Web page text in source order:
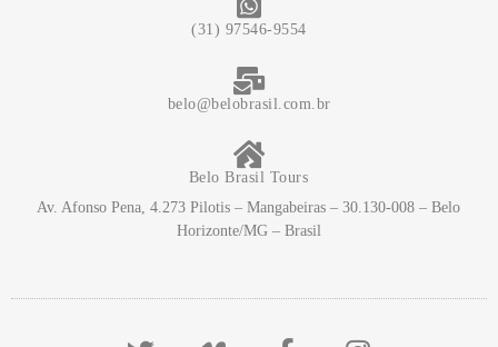
(31) 97546-9554
belo@belobrasil.com.br
Belo Brasil Tours
Av. Afonso Pena, 4.273 Pilotis – Mangabeiras – 30.130-008 – Belo
Horizonte/MG – Brasil